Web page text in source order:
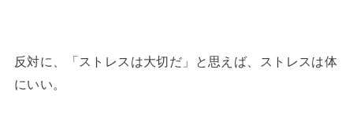
反対に、「ストレスは大切だ」と思えば、ストレスは体
にいい。